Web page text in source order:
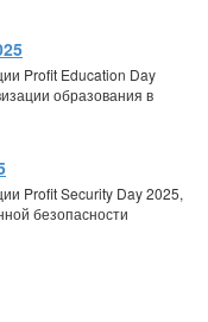
Profit Education Day
образования в
Profit Security Day 2025,
безопасности